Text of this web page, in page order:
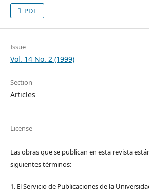
PDF
Issue
Vol. 14 No. 2 (1999)
Section
Articles
License
Las obras que se publican en esta revista
siguientes términos:
1. El Servicio de Publicaciones de la